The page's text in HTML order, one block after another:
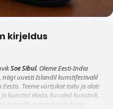
kirjeldus
Soe Sibul. Oleme Eesti-India
nägi uuesti Islandil kunstifestivalil
Teeme vürtsikat toitu ja alati
kunstist elada, kui oled kunstnik.
maalib, härra Singh õppis